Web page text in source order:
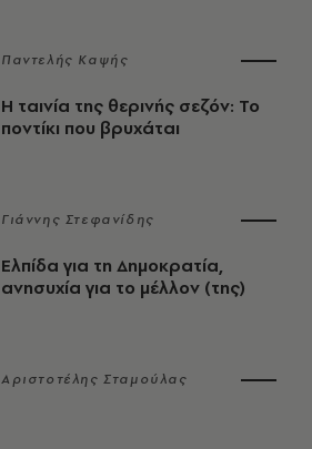
Παντελής Καψής
Η ταινία της θερινής σεζόν: Το
ποντίκι που βρυχάται
Γιάννης Στεφανίδης
Ελπίδα για τη Δημοκρατία,
ανησυχία για το μέλλον (της)
Αριστοτέλης Σταμούλας